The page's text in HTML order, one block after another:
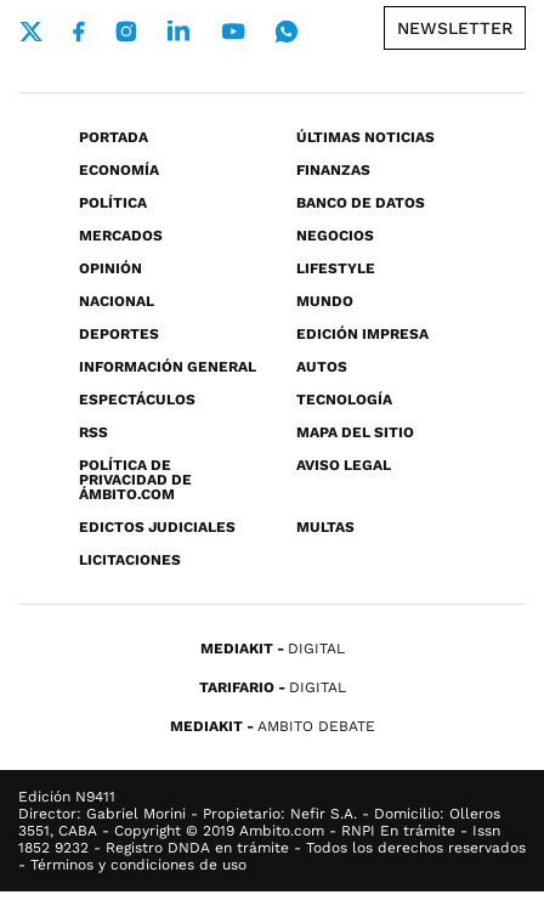
NEWSLETTER
PORTADA
ÚLTIMAS NOTICIAS
ECONOMÍA
FINANZAS
POLÍTICA
BANCO DE DATOS
MERCADOS
NEGOCIOS
OPINIÓN
LIFESTYLE
NACIONAL
MUNDO
DEPORTES
EDICIÓN IMPRESA
INFORMACIÓN GENERAL
AUTOS
ESPECTÁCULOS
TECNOLOGÍA
RSS
MAPA DEL SITIO
POLÍTICA DE
PRIVACIDAD DE
ÁMBITO.COM
AVISO LEGAL
EDICTOS JUDICIALES
MULTAS
LICITACIONES
MEDIAKIT DIGITAL
TARIFARIO DIGITAL
MEDIAKIT AMBITO DEBATE
Edición N9411
Director: Gabriel Morini - Propietario: Nefir S.A. - Domicilio: Olleros
3551, CABA - Copyright © 2019 Ambito.com - RNPI En trámite - Issn
1852 9232 - Registro DNDA en trámite - Todos los derechos reservados
- Términos y condiciones de uso